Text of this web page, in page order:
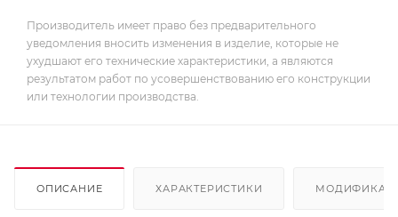
Производитель имеет право без предварительного
уведомления вносить изменения в изделие, которые не
ухудшают его технические характеристики, а являются
результатом работ по усовершенствованию его конструкции
или технологии производства.
ОПИСАНИЕ ХАРАКТЕРИСТИКИ